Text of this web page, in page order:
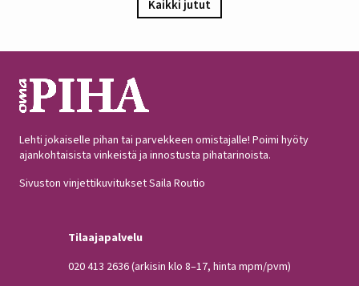
iloitsee tutkija Maarit Heinonen Lukesta.…
Kaikki jutut
Lehti jokaiselle pihan tai parvekkeen omistajalle! Poimi hyöty
ajankohtaisista vinkeistä ja innostusta pihatarinoista.
Sivuston vinjettikuvitukset Saila Routio
Tilaajapalvelu
020 413 2636(arkisin klo 8–17, hinta mpm/pvm)